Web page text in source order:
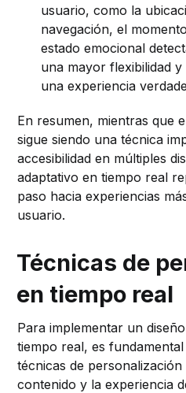
usuario, como la
navegación, el
estado emocional
una mayor flexibilidad
una experiencia
En resumen, mientras que
sigue siendo una técnica
accesibilidad en múltiples
adaptativo en tiempo real
paso hacia experiencias
usuario.
Técnicas de
en tiempo real
Para implementar un
tiempo real, es
técnicas de
contenido y la experiencia